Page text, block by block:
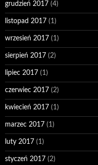
grudzień 2017 (4)
listopad 2017 (1)
wrzesień 2017 (1)
sierpień 2017 (2)
lipiec 2017 (1)
czerwiec 2017 (2)
kwiecień 2017 (1)
marzec 2017 (1)
luty 2017 (1)
styczeń 2017 (2)